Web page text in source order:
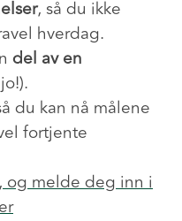
, så du ikke
hverdag.
del av en
du kan nå målene
fortjente
og melde deg inn i